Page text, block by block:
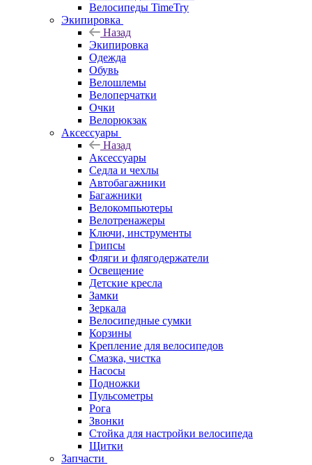
Велосипеды TimeTry
Экипировка
Назад
Экипировка
Одежда
Обувь
Велошлемы
Велоперчатки
Очки
Велорюкзак
Аксессуары
Назад
Аксессуары
Седла и чехлы
Автобагажники
Багажники
Велокомпьютеры
Велотренажеры
Ключи, инструменты
Грипсы
Фляги и флягодержатели
Освещение
Детские кресла
Замки
Зеркала
Велосипедные сумки
Корзины
Крепление для велосипедов
Смазка, чистка
Насосы
Подножки
Пульсометры
Рога
Звонки
Стойка для настройки велосипеда
Щитки
Запчасти